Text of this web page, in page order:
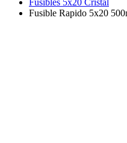
Fusibles 5x20 Cristal
Fusible Rapido 5x20